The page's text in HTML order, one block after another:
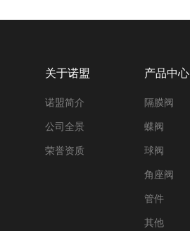
关于诺盟
诺盟简介
公司全景
荣誉资质
产品中心
隔膜阀
蝶阀
球阀
角座阀
管件
其他